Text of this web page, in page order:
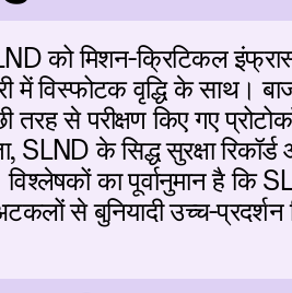
को मिशन-क्रिटिकल
में विस्फोटक वृद्धि के साथ।
से परीक्षण किए गए
SLND के सिद्ध सुरक्षा
का पूर्वानुमान है कि
से बुनियादी उच्च-प्रदर्शन